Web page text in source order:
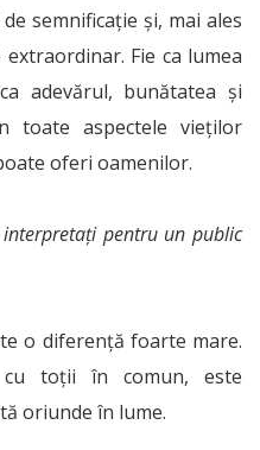
semnificație și, mai ales
Fie ca lumea
adevărul, bunătatea și
toate aspectele vieților
oferi oamenilor.
pentru un public
o diferență foarte mare.
toții în comun, este
oriunde în lume.